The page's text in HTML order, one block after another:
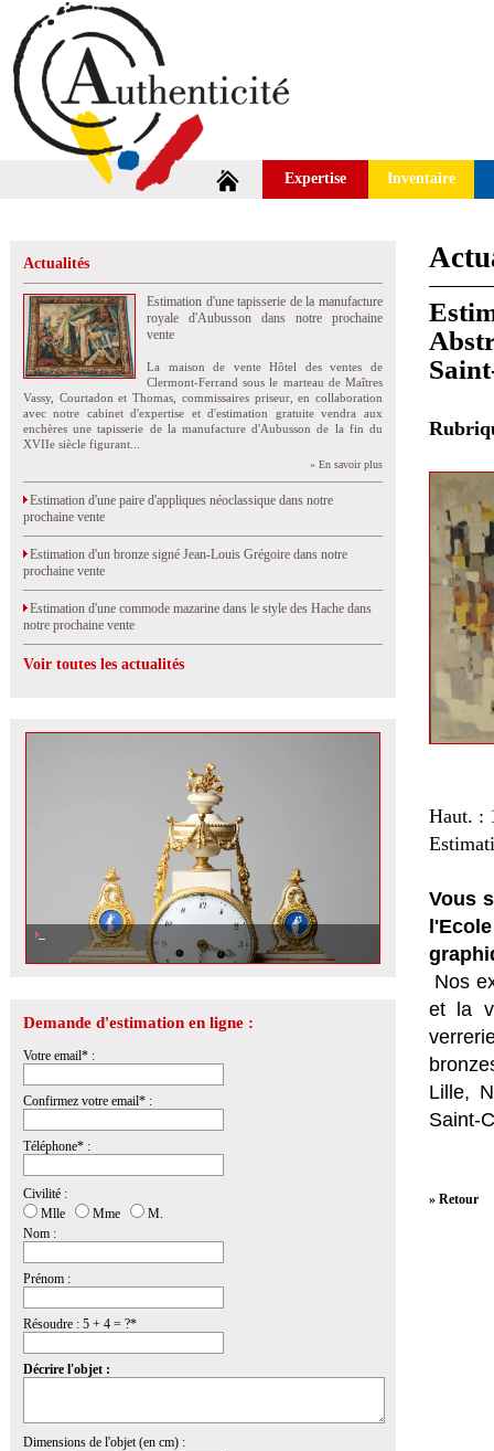
Expertise Inventaire
Actualités
Estimation d'une tapisserie de la manufacture
royale d'Aubusson dans notre prochaine
vente
La maison de vente Hôtel des ventes de
Clermont-Ferrand sous le marteau de Maîtres
Vassy, Courtadon et Thomas, commissaires priseur, en collaboration
avec notre cabinet d'expertise et d'estimation gratuite vendra aux
enchères une tapisserie de la manufacture d'Aubusson de la fin du
XVIIe siècle figurant...
» En savoir plus
Estimation d'une paire d'appliques néoclassique dans notre
prochaine vente
Estimation d'un bronze signé Jean-Louis Grégoire dans notre
prochaine vente
Estimation d'une commode mazarine dans le style des Hache dans
notre prochaine vente
Voir toutes les actualités
Demande d'estimation en ligne :
Votre email* :
Confirmez votre email* :
Téléphone* :
Civilité :
Mlle
Mme
M.
Nom :
Prénom :
Résoudre : 5 + 4 = ?*
Décrire l'objet :
Dimensions de l'objet (en cm) :
Haut. :
Vous
Nos
et la
Lille,
Saint-
» Retour